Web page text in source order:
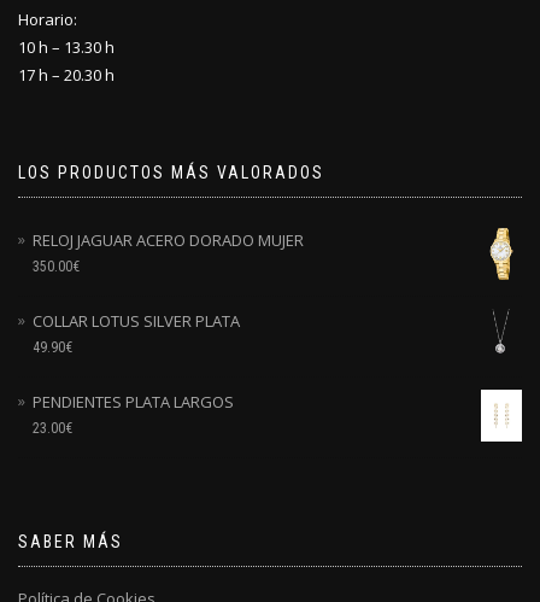
Horario:
10 h – 13.30 h
17 h – 20.30 h
LOS PRODUCTOS MÁS VALORADOS
RELOJ JAGUAR ACERO DORADO MUJER
350.00€
COLLAR LOTUS SILVER PLATA
49.90€
PENDIENTES PLATA LARGOS
23.00€
SABER MÁS